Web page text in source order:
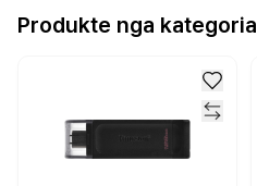
Produkte nga kategoria